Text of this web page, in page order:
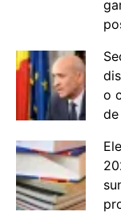
o